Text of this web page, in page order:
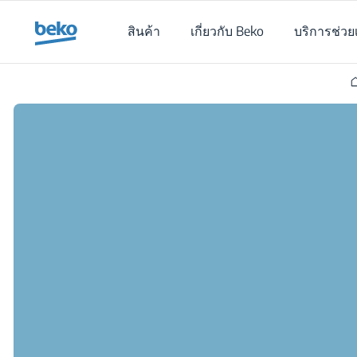
สินค้า
เกี่ยวกับ Beko บริการช่วย